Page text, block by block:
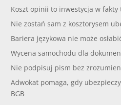
Koszt opinii to inwestycja w fakty
Nie zostań sam z kosztorysem
Bariera językowa nie może
Wycena samochodu dla
Nie podpisuj pism bez
Adwokat pomaga, gdy
BGB